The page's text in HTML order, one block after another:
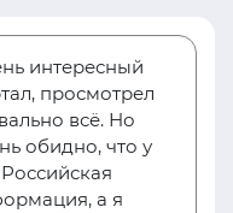
интересный
просмотрел
всё. Но
обидно, что у
а я